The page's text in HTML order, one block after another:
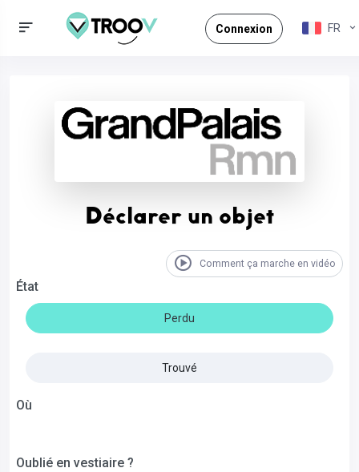
Connexion FR
Déclarer un objet
Comment ça marche en vidéo
État
Perdu
Trouvé
Où
Oublié en vestiaire ?